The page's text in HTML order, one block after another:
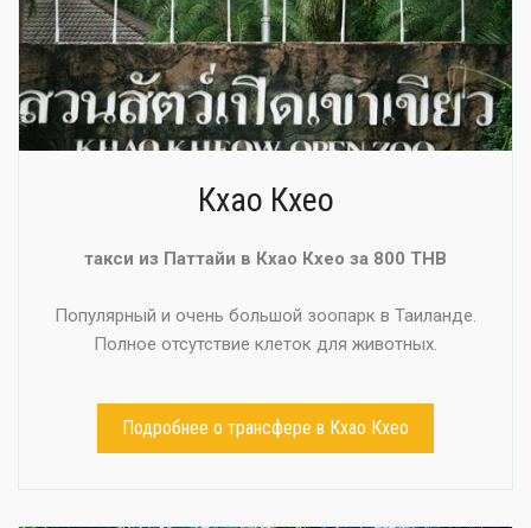
Кхао Кхео
такси из Паттайи в Кхао Кхео за 800 THB
Популярный и очень большой зоопарк в Таиланде.
Полное отсутствие клеток для животных.
Подробнее о трансфере в Кхао Кхео